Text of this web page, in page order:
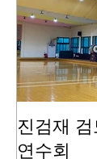
진검재
연수회